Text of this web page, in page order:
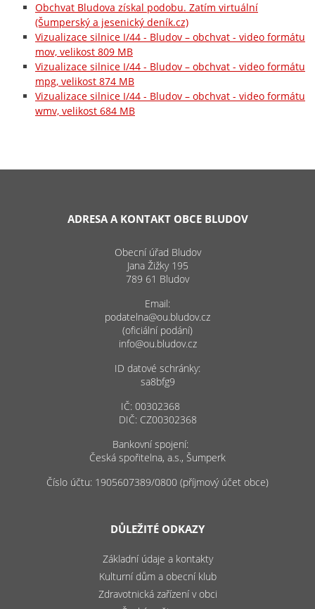
Obchvat Bludova získal podobu. Zatím virtuální
(Šumperský a jesenický deník.cz)
Vizualizace silnice I/44 - Bludov – obchvat - video formátu
mov, velikost 809 MB
Vizualizace silnice I/44 - Bludov – obchvat - video formátu
mpg, velikost 874 MB
Vizualizace silnice I/44 - Bludov – obchvat - video formátu
wmv, velikost 684 MB
ADRESA A KONTAKT OBCE BLUDOV
Obecní úřad Bludov
Jana Žižky 195
789 61 Bludov
Email:
podatelna@ou.bludov.cz
(oficiální podání)
info@ou.bludov.cz
ID datové schránky:
sa8bfg9
IČ: 00302368
DIČ: CZ00302368
Bankovní spojení:
Česká spořitelna, a.s., Šumperk
Číslo účtu: 1905607389/0800 (příjmový účet obce)
DŮLEŽITÉ ODKAZY
Základní údaje a kontakty
Kulturní dům a obecní klub
Zdravotnická zařízení v obci